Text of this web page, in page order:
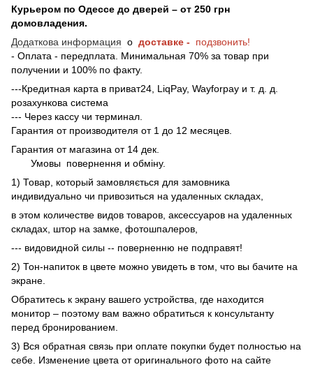
Курьером по Одессе до дверей – от 250 грн
домовладения.
Додаткова информация о доставке - подзвонить!
- Оплата - передплата. Минимальная 70% за товар при
получении и 100% по факту.
---Кредитная карта в приват24, LiqPay, Wayforpay и т. д. д.
розахункова система
--- Через кассу чи терминал.
Гарантия от производителя от 1 до 12 месяцев.
Гарантия от магазина от 14 дек.
Умовы повернення и обміну.
1) Товар, который замовляється для замовника
индивидуально чи привозиться на удаленных складах,
в этом количестве видов товаров, аксессуаров на удаленных
складах, штор на замке, фотошпалеров,
--- видовидной силы -- поверненню не подправят!
2) Тон-напиток в цвете можно увидеть в том, что вы бачите на
экране.
Обратитесь к экрану вашего устройства, где находится
монитор – поэтому вам важно обратиться к консультанту
перед бронированием.
3) Вся обратная связь при оплате покупки будет полностью на
себе. Изменение цвета от оригинального фото на сайте